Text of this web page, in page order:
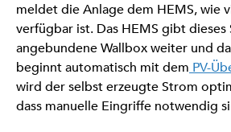
meldet die Anlage dem HEMS, wie
verfügbar ist. Das HEMS gibt dieses
angebundene Wallbox weiter und
beginnt automatisch mit dem PV-
wird der selbst erzeugte Strom
dass manuelle Eingriffe notwendig